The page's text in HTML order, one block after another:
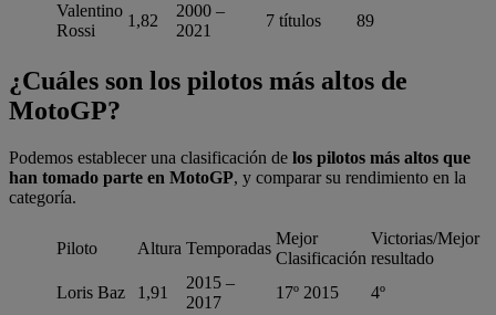
Valentino
Rossi
1,82
2000 –
2021
7 títulos 89
¿Cuáles son los pilotos más altos de
MotoGP?
Podemos establecer una clasificación de los pilotos más altos que
han tomado parte en MotoGP, y comparar su rendimiento en la
categoría.
Piloto Altura Temporadas
Mejor
Clasificación
Victorias/Mejor
resultado
Loris Baz
1,91
2015 –
2017
17º 2015
4º